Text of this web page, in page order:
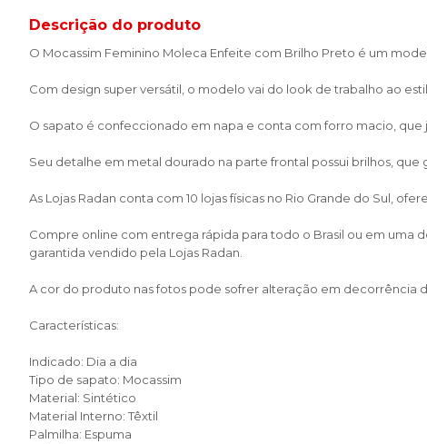
Descrição do produto
O Mocassim Feminino Moleca Enfeite com Brilho Preto é um
Com design super versátil, o modelo vai do look de trabalho ao
O sapato é confeccionado em napa e conta com forro macio,
Seu detalhe em metal dourado na parte frontal possui brilhos,
As Lojas Radan conta com 10 lojas físicas no Rio Grande do Sul,
Compre online com entrega rápida para todo o Brasil ou em uma
garantida vendido pela Lojas Radan.
A cor do produto nas fotos pode sofrer alteração em decorrência
Características:
Indicado: Dia a dia
Tipo de sapato: Mocassim
Material: Sintético
Material Interno: Têxtil
Palmilha: Espuma